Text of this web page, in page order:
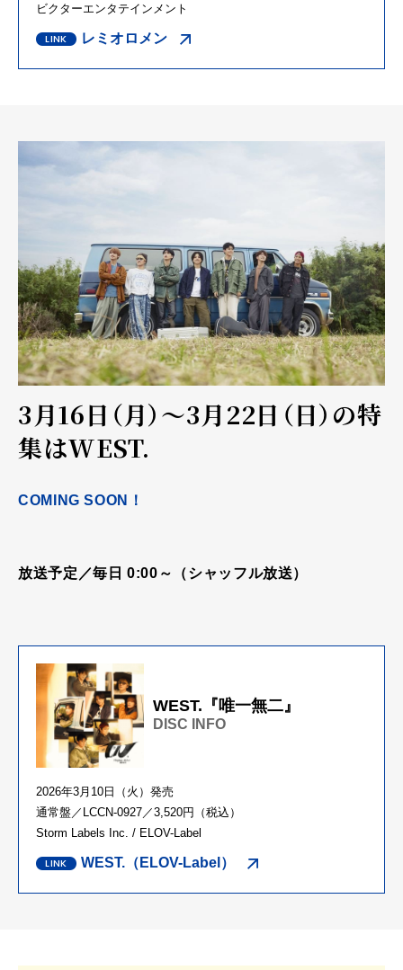
ビクターエンタテインメント
レミオロメン
3月16日（月）～3月22日（日）の特
集はWEST.
COMING SOON！
放送予定／毎日 0:00～（シャッフル放送）
WEST.『唯一無二』
DISC INFO
2026年3月10日（火）発売
通常盤／LCCN-0927／3,520円（税込）
Storm Labels Inc. / ELOV-Label
WEST.（ELOV-Label）